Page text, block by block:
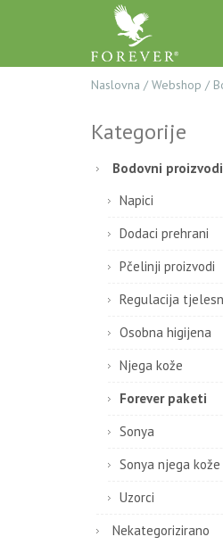
Naslovna / Webshop /
Kategorije
Bodovni proizvodi
Napici
Dodaci prehrani
Pčelinji proizvodi
Regulacija
Osobna higijena
Njega kože
Forever paketi
Sonya
Sonya njega kože
Uzorci
Nekategorizirano